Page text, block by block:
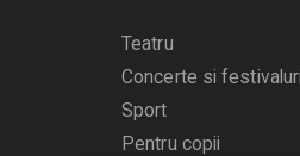
Teatru
Concerte si festivaluri
Sport
Pentru copii